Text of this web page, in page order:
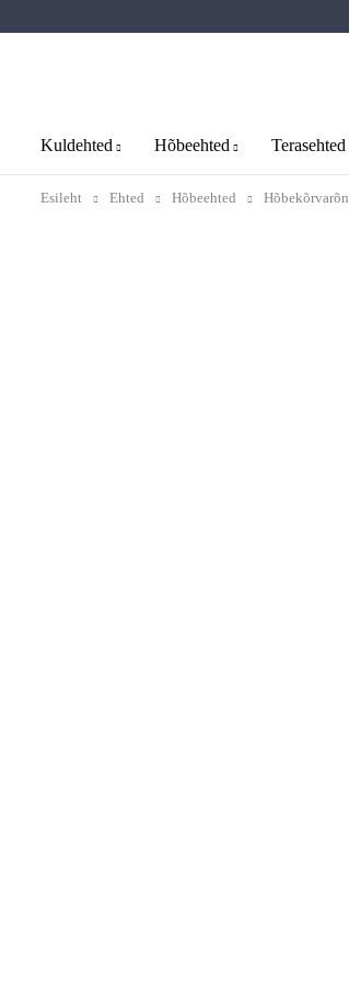
Kuldehted Hõbeehted Terasehted
Esileht Ehted Hõbeehted